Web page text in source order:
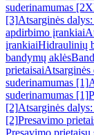
suderinamumas
[3]Atsarginės
apdirbimo įrankiai
įrankiaiHidraulinių
bandymų aklės
prietaisaiAtsarginės
suderinamumas [1]
suderinamumas [1]
[2]Atsarginės
[2]Presavimo
Presavimo